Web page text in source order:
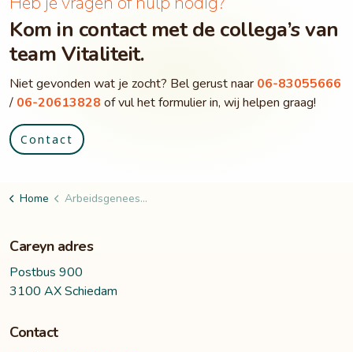
Kom in contact met de collega’s van
team Vitaliteit.
Niet gevonden wat je zocht? Bel gerust naar 06-83055666
/ 06-20613828 of vul het formulier in, wij helpen graag!
Contact
Home Arbeidsgeneeskundige diagnostiek
Careyn adres
Postbus 900
3100 AX Schiedam
Contact